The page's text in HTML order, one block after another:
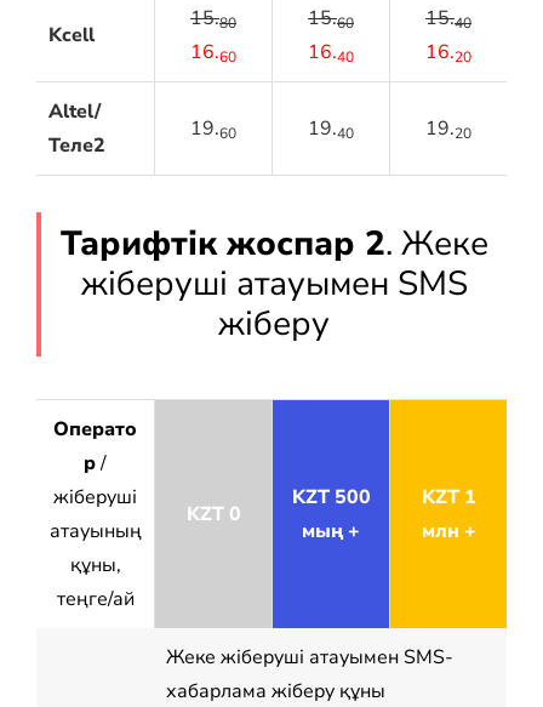
Kcell
15.80
16.60
15.60
16.40
15.40
16.20
Altel/
Теле2
19.60 19.40 19.20
Тарифтік жоспар 2. Жеке
жіберуші атауымен SMS
жіберу
Операто
р/
жіберуші
атауының
құны,
теңге/ай
KZT 0
KZT 500
мың +
KZT 1
млн +
Жеке жіберуші атауымен SMS-
хабарлама жіберу құны